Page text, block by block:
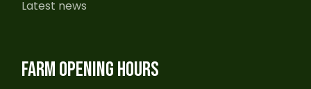
Latest news
FARM OPENING HOURS